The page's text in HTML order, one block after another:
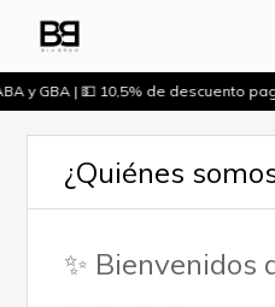
y GBA | 💵 10,5% de descuento
¿Quiénes
✨ Bienvenidos